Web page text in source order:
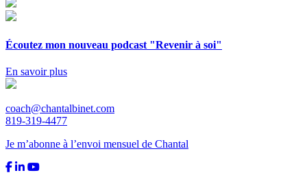
Écoutez mon nouveau podcast "Revenir à soi"
En savoir plus
coach@chantalbinet.com
819-319-4477
Je m’abonne à l’envoi mensuel de Chantal